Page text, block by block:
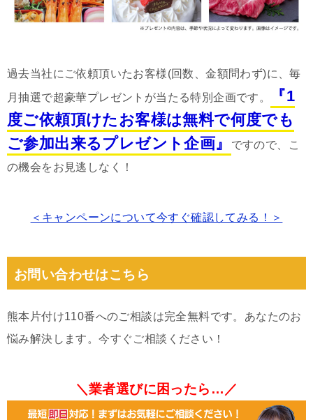
過去当社にご依頼頂いたお客様(回数、金額問わず)に、毎
月抽選で超豪華プレゼントが当たる特別企画です。
『1
度ご依頼頂けたお客様は無料で何度でも
ご参加出来るプレゼント企画』
ですので、こ
の機会をお見逃しなく！
＜キャンペーンについて今すぐ確認してみる！＞
お問い合わせはこちら
熊本片付け110番へのご相談は完全無料です。あなたのお
悩み解決します。今すぐご相談ください！
＼業者選びに困ったら…／